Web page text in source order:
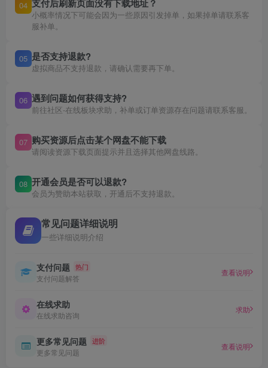
04 支付后刷新页面没有下载地址？
小概率情况下可能会因为一些原因引发掉单，如果掉单请联系客
服补单。
05 是否支持退款?
虚拟商品不支持退款，请确认需要再下单。
06 遇到问题如何获得支持?
前往社区-在线板块求助，补单或订单资源存在问题请联系客服。
07 购买资源后点击某个网盘不能下载
请阅读资源下载页面提示并且选择其他网盘线路。
08 开通会员是否可以退款?
会员为赞助本站获取，开通后不支持退款。
常见问题详细说明
一些详细说明介绍
支付问题 热门
支付问题解答
查看说明
在线求助
在线求助咨询
求助
更多常见问题 进阶
更多常见问题
查看说明